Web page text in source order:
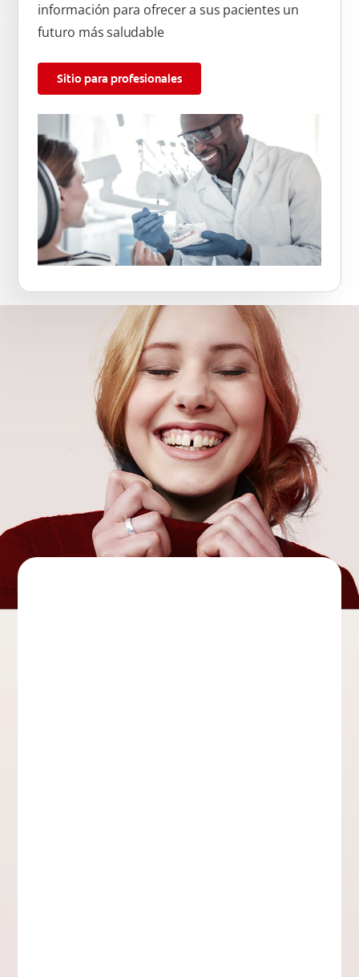
información para ofrecer a sus pacientes un
futuro más saludable
Sitio para profesionales